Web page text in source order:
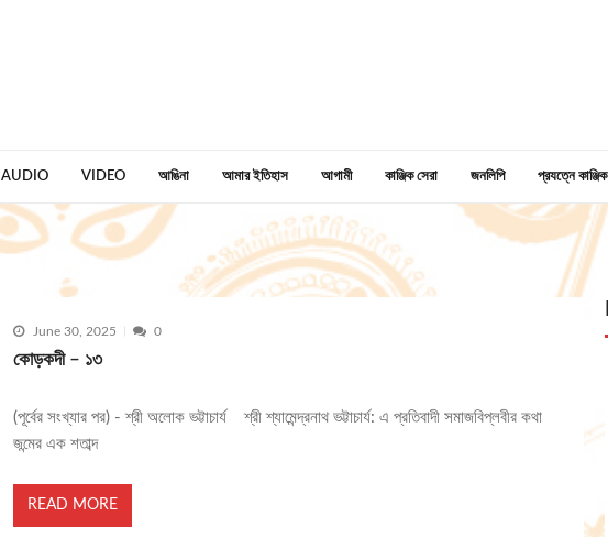
AUDIO VIDEO আঙিনা আমার ইতিহাস আগামী কাঞ্জিক সেরা জনলিপি প্রযত্নে কাঞ্জিক
June 30, 2025 0
কোড়কদী – ১৩
(পূর্বের সংখ্যার পর) - শ্রী অলোক ভট্টাচার্য শ্রী শ্যামেন্দ্রনাথ ভট্টাচার্য: এ প্রতিবাদী সমাজবিপ্লবীর কথা
জন্মের এক শতাব্দ
READ MORE